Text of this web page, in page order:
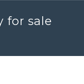
for sale